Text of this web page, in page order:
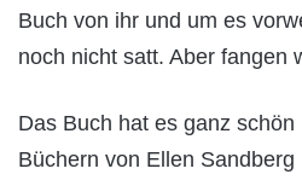
Buch von ihr und um es
noch nicht satt. Aber fangen
Das Buch hat es ganz
Büchern von Ellen